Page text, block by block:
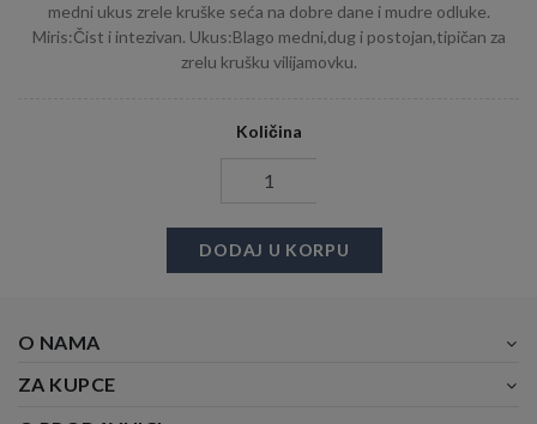
medni ukus zrele kruške seća na dobre dane i mudre odluke.
Miris:Čist i intezivan. Ukus:Blago medni,dug i postojan,tipičan za
zrelu krušku vilijamovku.
Količina
DODAJ U KORPU
O NAMA
ZA KUPCE